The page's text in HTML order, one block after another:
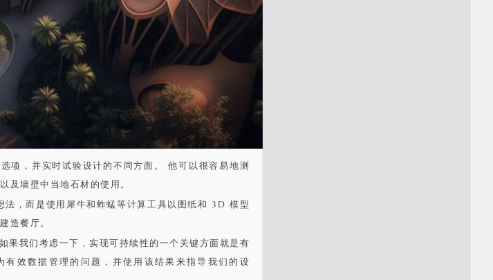
，并实时试验设计的不同方面。 他可以很容易地测
及墙壁中当地石材的使用。
，而是使用犀牛和蚱蜢等计算工具以图纸和 3D 模型
造餐厅。
果我们考虑一下，实现可持续性的一个关键方面就是有
效数据管理的问题，并使用该结果来指导我们的设